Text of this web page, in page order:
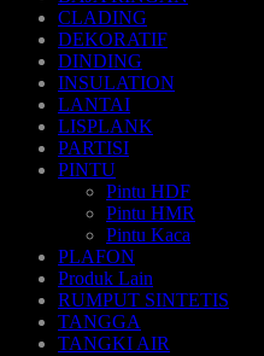
CLADING
DEKORATIF
DINDING
INSULATION
LANTAI
LISPLANK
PARTISI
PINTU
Pintu HDF
Pintu HMR
Pintu Kaca
PLAFON
Produk Lain
RUMPUT SINTETIS
TANGGA
TANGKI AIR